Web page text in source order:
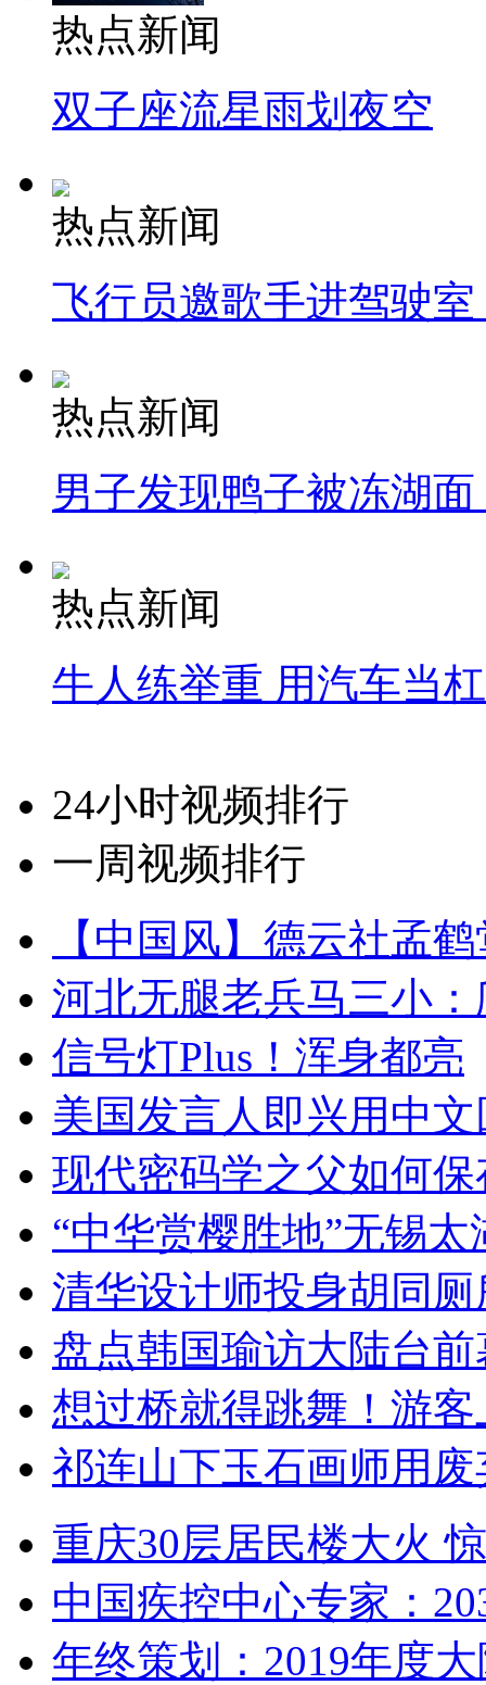
热点新闻
双子座流星雨划夜空
热点新闻
飞行员邀歌手进驾驶
热点新闻
男子发现鸭子被冻湖
热点新闻
牛人练举重 用汽车当
24小时视频排行
一周视频排行
【中国风】德云社孟
河北无腿老兵马三小
信号灯Plus！浑身都亮
美国发言人即兴用中
现代密码学之父如何
“中华赏樱胜地”无锡
清华设计师投身胡同
盘点韩国瑜访大陆台
想过桥就得跳舞！游客
祁连山下玉石画师用
重庆30层居民楼大火
中国疾控中心专家：
年终策划：2019年度